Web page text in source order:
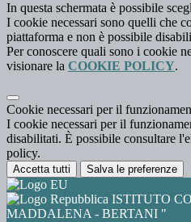
In questa schermata è possibile
I cookie necessari sono quelli che
piattaforma e non è possibile
Per conoscere quali sono i cookie
visionare la COOKIE POLICY.
Cookie necessari per il
I cookie necessari per il
disabilitati. È possibile consultare
policy.
Accetta tutti Salva le preferenze
ISTITUTO
MADDALENA - BERTANI "